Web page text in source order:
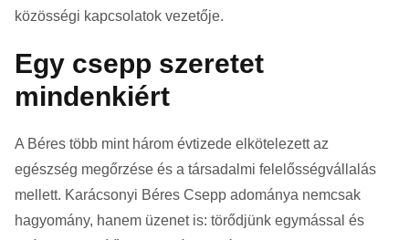
közösségi kapcsolatok vezetője.
Egy csepp szeretet
mindenkiért
A Béres több mint három évtizede elkötelezett az
egészség megőrzése és a társadalmi felelősségvállalás
mellett. Karácsonyi Béres Csepp adománya nemcsak
hagyomány, hanem üzenet is: törődjünk egymással és